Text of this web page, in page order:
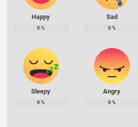
Happy
0%
Sad
0%
Sleepy
0%
Angry
0%